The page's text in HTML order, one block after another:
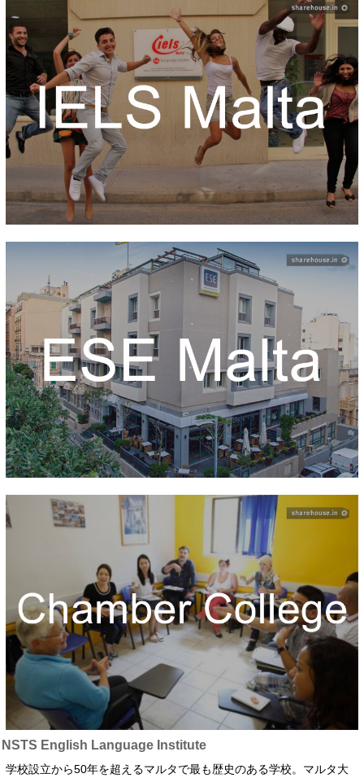
NSTS English Language Institute
学校設立から50年を超えるマルタで最も歴史のある学校。マルタ大